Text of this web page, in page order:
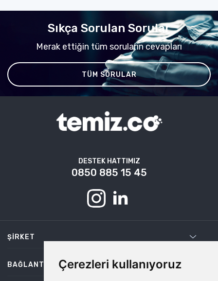
Çerezleri kullanıyoruz
Sıkça Sorulan Sorular
Merak ettiğin tüm soruların cevapları
TÜM SORULAR
DESTEK HATTIMIZ
0850 885 15 45
ŞIRKET
BAĞLANTILAR